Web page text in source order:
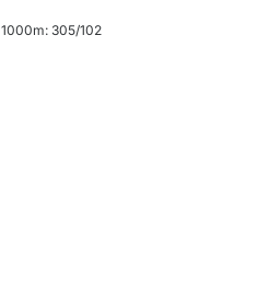
1000m: 305/102